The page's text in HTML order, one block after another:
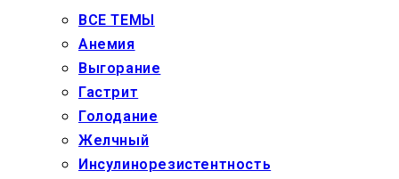
ВСЕ ТЕМЫ
Анемия
Выгорание
Гастрит
Голодание
Желчный
Инсулинорезистентность